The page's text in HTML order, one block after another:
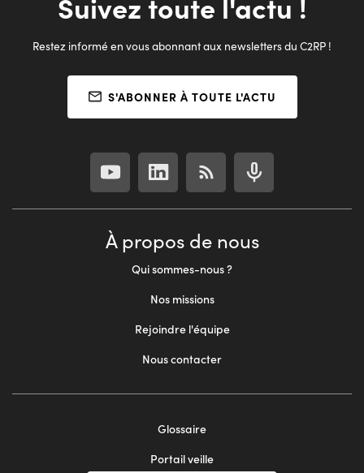
Restez informé en vous abonnant aux newsletters du C2RP !
S'ABONNER À TOUTE L'ACTU
À propos de nous
Qui sommes-nous ?
Nos missions
Rejoindre l'équipe
Nous contacter
Glossaire
Portail veille